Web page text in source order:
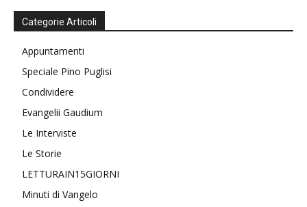
Categorie Articoli
Appuntamenti
Speciale Pino Puglisi
Condividere
Evangelii Gaudium
Le Interviste
Le Storie
LETTURAIN15GIORNI
Minuti di Vangelo